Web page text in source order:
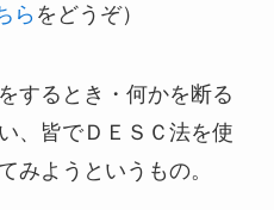
ら をどうぞ）
するとき・何かを断る
、皆でＤＥＳＣ法を使
みようというもの。